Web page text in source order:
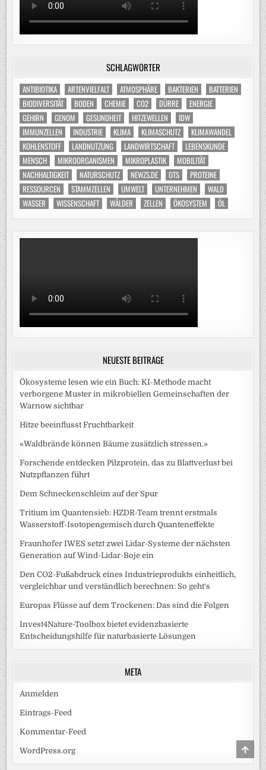
SCHLAGWÖRTER
ANTIBIOTIKA ARTENVIELFALT ATMOSPHÄRE BAKTERIEN
BATTERIEN
BIODIVERSITÄT
BODEN CHEMIE CO2 DÜRRE
ENERGIE
GEHIRN
GENOM GESUNDHEIT HITZEWELLEN
IDW
IMMUNZELLEN
INDUSTRIE KLIMA KLIMASCHUTZ
KLIMAWANDEL
KOHLENSTOFF
LANDNUTZUNG LANDWIRTSCHAFT
LEBENSKUNDE
MENSCH
MIKROORGANISMEN MIKROPLASTIK
MOBILITÄT
NACHHALTIGKEIT
NATURSCHUTZ NEWZS.DE OTS
PROTEINE
RESSOURCEN
STAMMZELLEN UMWELT UNTERNEHMEN
WALD
WASSER
WISSENSCHAFT WÄLDER ZELLEN ÖKOSYSTEM ÖL
NEUESTE BEITRÄGE
Ökosysteme lesen wie ein Buch: KI-Methode macht
verborgene Muster in mikrobiellen Gemeinschaften der
Warnow sichtbar
Hitze beeinflusst Fruchtbarkeit
«Waldbrände können Bäume zusätzlich stressen.»
Forschende entdecken Pilzprotein, das zu Blattverlust bei
Nutzpflanzen führt
Dem Schneckenschleim auf der Spur
Tritium im Quantensieb: HZDR-Team trennt erstmals
Wasserstoff-Isotopengemisch durch Quanteneffekte
Fraunhofer IWES setzt zwei Lidar-Systeme der nächsten
Generation auf Wind-Lidar-Boje ein
Den CO2-Fußabdruck eines Industrieprodukts einheitlich,
vergleichbar und verständlich berechnen: So geht‘s
Europas Flüsse auf dem Trockenen: Das sind die Folgen
Invest4Nature-Toolbox bietet evidenzbasierte
Entscheidungshilfe für naturbasierte Lösungen
META
Anmelden
Eintrags-Feed
Kommentar-Feed
WordPress.org TO
TOP